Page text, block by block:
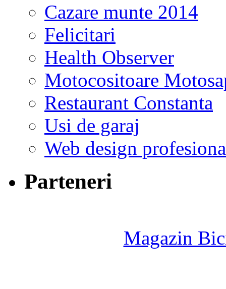
Cazare munte 2014
Felicitari
Health Observer
Motocositoare
Restaurant Constanta
Usi de garaj
Web design
Parteneri
Magazin